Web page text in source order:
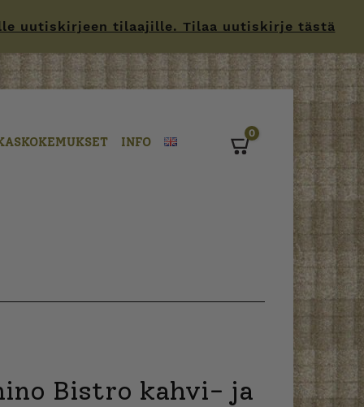
uutiskirjeen tilaajille. Tilaa uutiskirje tästä
INFO
0
Bistro kahvi- ja